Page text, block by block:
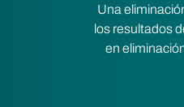
Una
los resultados
en